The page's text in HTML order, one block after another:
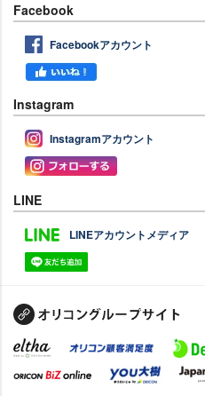
Facebook
Facebookアカウント
Instagram
Instagramアカウント
LINE
LINEアカウントメディア